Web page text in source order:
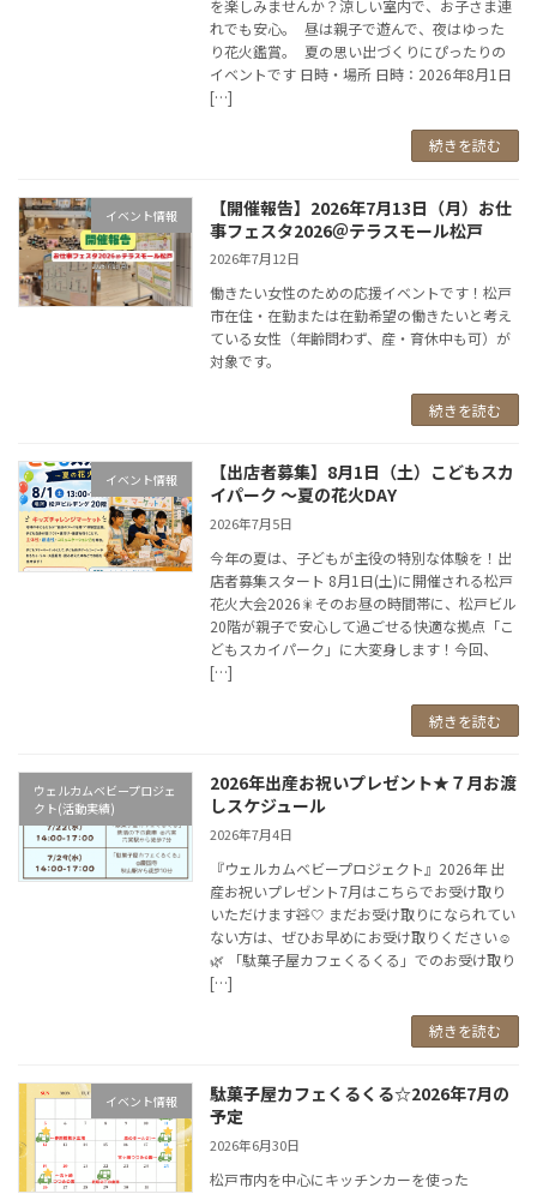
を楽しみませんか？涼しい室内で、お子さま連
れでも安心。 昼は親子で遊んで、夜はゆった
り花火鑑賞。 夏の思い出づくりにぴったりの
イベントです 日時・場所 日時：2026年8月1日
[…]
続きを読む
イベント情報
【開催報告】2026年7月13日（月）お仕
事フェスタ2026＠テラスモール松戸
2026年7月12日
働きたい女性のための応援イベントです！松戸
市在住・在勤または在勤希望の働きたいと考え
ている女性（年齢問わず、産・育休中も可）が
対象です。
続きを読む
イベント情報
【出店者募集】8月1日（土）こどもスカ
イパーク 〜夏の花火DAY
2026年7月5日
今年の夏は、子どもが主役の特別な体験を！出
店者募集スタート 8月1日(土)に開催される松戸
花火大会2026🎇そのお昼の時間帯に、松戸ビル
20階が親子で安心して過ごせる快適な拠点「こ
どもスカイパーク」に大変身します！今回、
[…]
続きを読む
ウェルカムベビープロジェ
クト(活動実績)
2026年出産お祝いプレゼント★７月お渡
しスケジュール
2026年7月4日
『ウェルカムベビープロジェクト』2026年 出
産お祝いプレゼント7月はこちらでお受け取り
いただけます🧸🤍 まだお受け取りになられてい
ない方は、ぜひお早めにお受け取りください☺️
🌿 「駄菓子屋カフェくるくる」でのお受け取り
[…]
続きを読む
イベント情報
駄菓子屋カフェくるくる☆2026年7月の
予定
2026年6月30日
松戸市内を中心にキッチンカーを使った